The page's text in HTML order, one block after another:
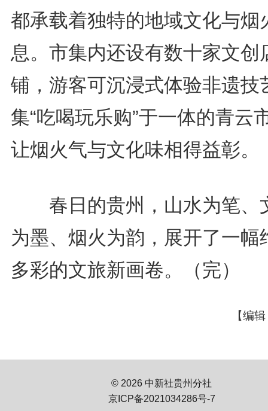
都承载着独特的地域文化与烟
息。市集内还设有数十家文创
铺，游客可沉浸式体验非遗技
集“吃喝玩乐购”于一体的青云
让烟火气与文化味相得益彰。
春日的贵州，山水为笔、
为墨、烟火为韵，展开了一幅
多彩的文旅新画卷。（完）
【编
© 2026 中新社贵州分社
京ICP备2021034286号-7